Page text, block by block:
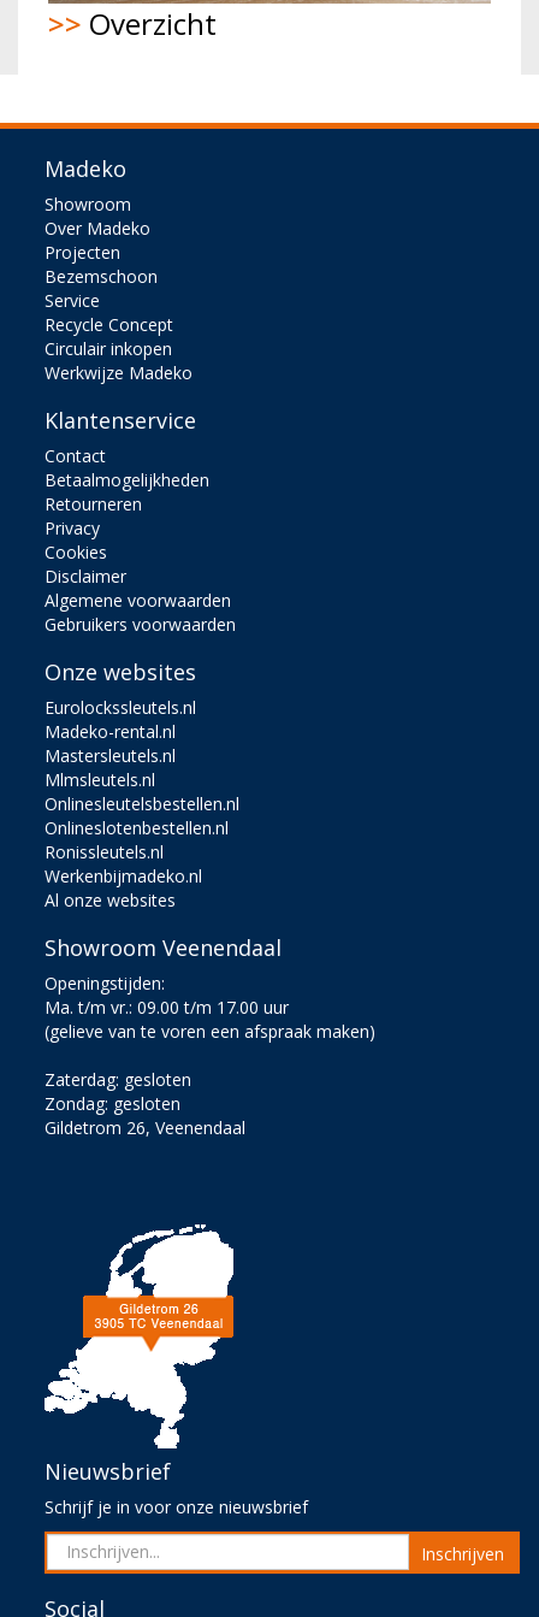
>> Overzicht
Madeko
Showroom
Over Madeko
Projecten
Bezemschoon
Service
Recycle Concept
Circulair inkopen
Werkwijze Madeko
Klantenservice
Contact
Betaalmogelijkheden
Retourneren
Privacy
Cookies
Disclaimer
Algemene voorwaarden
Gebruikers voorwaarden
Onze websites
Eurolockssleutels.nl
Madeko-rental.nl
Mastersleutels.nl
Mlmsleutels.nl
Onlinesleutelsbestellen.nl
Onlineslotenbestellen.nl
Ronissleutels.nl
Werkenbijmadeko.nl
Al onze websites
Showroom Veenendaal
Openingstijden:
Ma. t/m vr.: 09.00 t/m 17.00 uur
(gelieve van te voren een afspraak maken)
Zaterdag: gesloten
Zondag: gesloten
Gildetrom 26, Veenendaal
Nieuwsbrief
Schrijf je in voor onze nieuwsbrief
Inschrijven
Social